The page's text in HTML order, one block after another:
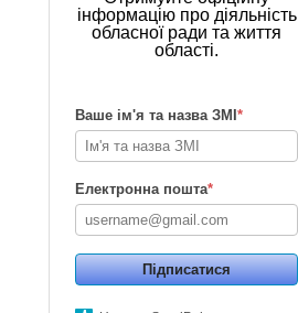
інформацію про діяльність
обласної ради та життя
області.
Ваше ім'я та назва ЗМІ*
Електронна пошта*
Підписатися